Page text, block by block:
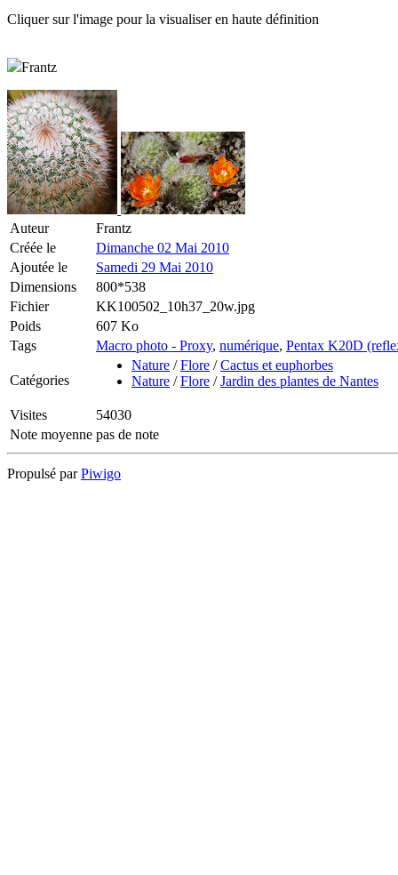
Cliquer sur l'image pour la visualiser en haute définition
Frantz
Auteur
Frantz
Créée le
Dimanche 02 Mai 2010
Ajoutée le
Samedi 29 Mai 2010
Dimensions
800*538
Fichier
KK100502_10h37_20w.jpg
Poids
607 Ko
Tags
Macro photo - Proxy, numérique, Pentax K20D
Catégories
Nature /Flore /Cactus et euphorbes
Nature /Flore /Jardin des plantes de Nantes
Visites
54030
Note moyenne pas de note
Propulsé parPiwigo